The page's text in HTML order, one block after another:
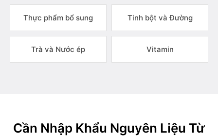
Thực phẩm bổ sung Tinh bột và Đường
Trà và Nước ép Vitamin
Cần Nhập Khẩu Nguyên Liệu Từ